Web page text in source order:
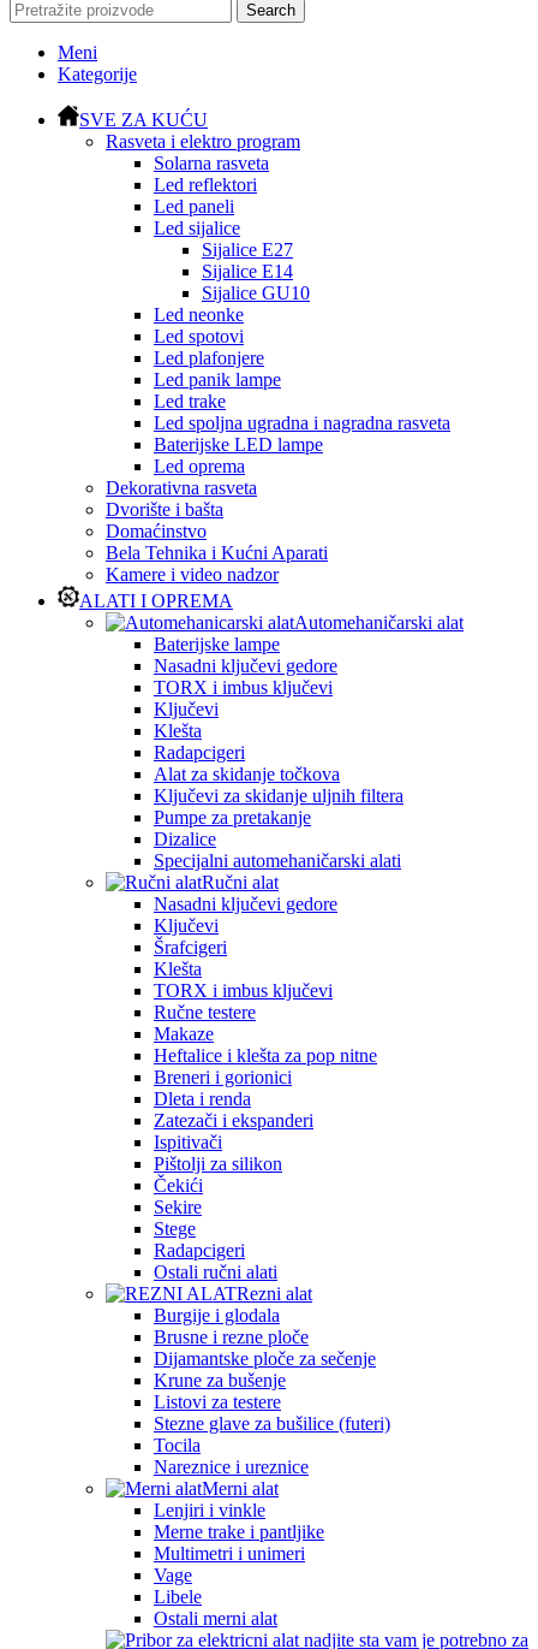
Search
Meni
Kategorije
SVE ZA KUĆU
Rasveta i elektro program
Solarna rasveta
Led reflektori
Led paneli
Led sijalice
Sijalice E27
Sijalice E14
Sijalice GU10
Led neonke
Led spotovi
Led plafonjere
Led panik lampe
Led trake
Led spoljna ugradna i nagradna rasveta
Baterijske LED lampe
Led oprema
Dekorativna rasveta
Dvorište i bašta
Domaćinstvo
Bela Tehnika i Kućni Aparati
Kamere i video nadzor
ALATI I OPREMA
Automehaničarski alat
Baterijske lampe
Nasadni ključevi gedore
TORX i imbus ključevi
Ključevi
Klešta
Radapcigeri
Alat za skidanje točkova
Ključevi za skidanje uljnih filtera
Pumpe za pretakanje
Dizalice
Specijalni automehaničarski alati
Ručni alat
Nasadni ključevi gedore
Ključevi
Šrafcigeri
Klešta
TORX i imbus ključevi
Ručne testere
Makaze
Heftalice i klešta za pop nitne
Breneri i gorionici
Dleta i renda
Zatezači i ekspanderi
Ispitivači
Pištolji za silikon
Čekići
Sekire
Stege
Radapcigeri
Ostali ručni alati
Rezni alat
Burgije i glodala
Brusne i rezne ploče
Dijamantske ploče za sečenje
Krune za bušenje
Listovi za testere
Stezne glave za bušilice (futeri)
Tocila
Nareznice i ureznice
Merni alat
Lenjiri i vinkle
Merne trake i pantljike
Multimetri i unimeri
Vage
Libele
Ostali merni alat